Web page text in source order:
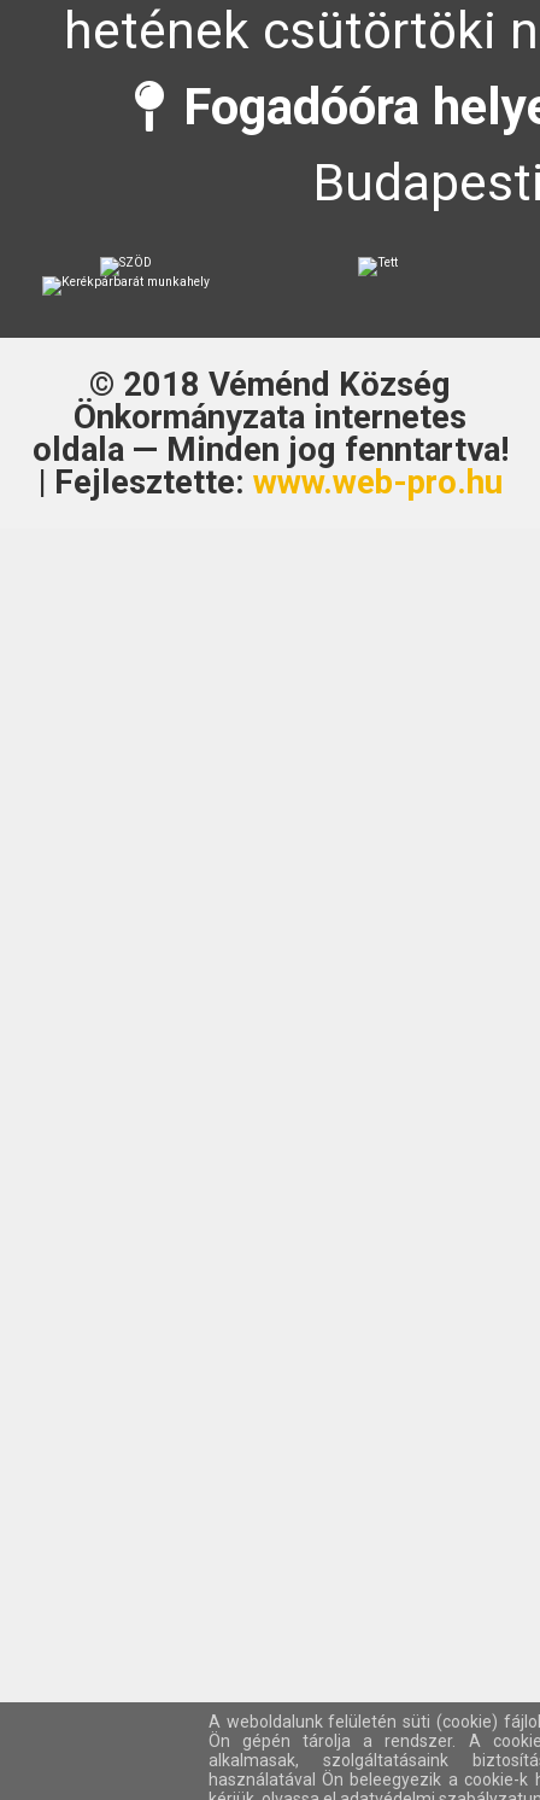
hetének csütörtöki
Fogadóóra
© 2018 Véménd Község
Önkormányzata internetes
oldala — Minden jog fenntartva!
| Fejlesztette: www.web-pro.hu
A weboldalunk felületén süti (cookie)
Ön gépén tárolja a rendszer. A
alkalmasak, szolgáltatásaink
használatával Ön beleegyezik a cookie-